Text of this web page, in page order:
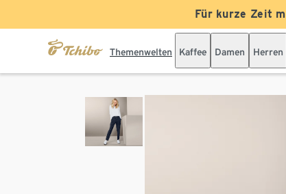
Für kurze Zeit
Themenwelten Kaffee Damen Herren